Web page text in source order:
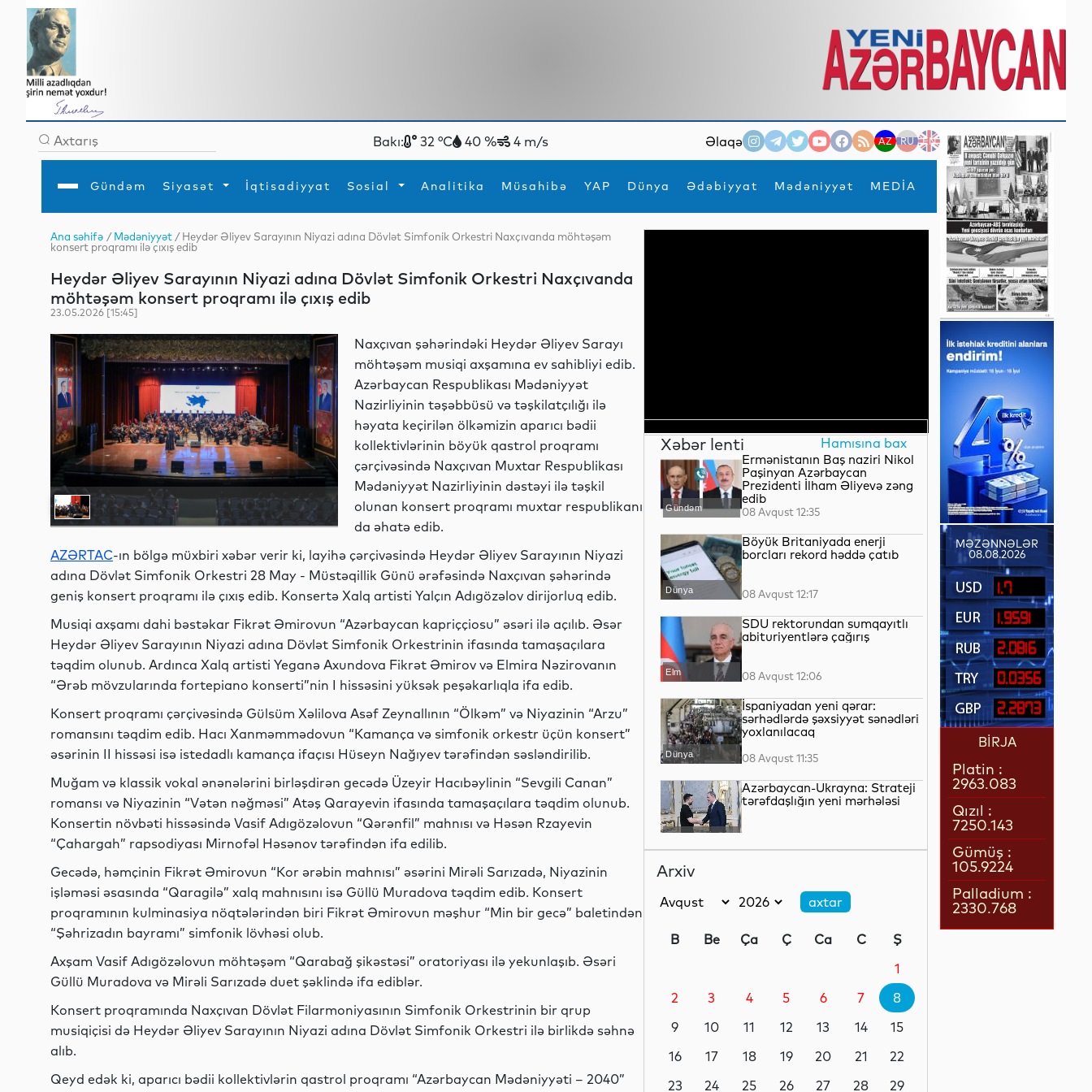
Bakı: 32 °C 40 % 4 m/s Əlaqə AZ RU EN
Gündəm Siyasət İqtisadiyyat Sosial Analitika Müsahibə YAP Dünya Ədəbiyyat Mədəniyyət MEDİA
×
Ana səhifə
Gündəm
İqtisadiyyat
YAP
Analitika
Mədəniyyət
Müsahibə
Ədəbiyyat
MEDİA
Xarici siyasət
Daxili siyasət
Turizm
Elm
Din
Hadisə
İdman Yeni texnologiyalar
Ana səhifə /Mədəniyyət / Heydər Əliyev Sarayının Niyazi adına Dövlət Simfonik Orkestri Naxçıvanda möhtəşəm
konsert proqramı ilə çıxış edib
Heydər Əliyev Sarayının Niyazi adına Dövlət Simfonik Orkestri Naxçıvanda
möhtəşəm konsert proqramı ilə çıxış edib
23.05.2026 [15:45]
Naxçıvan şəhərindəki Heydər Əliyev Sarayı
möhtəşəm musiqi axşamına ev sahibliyi edib.
Azərbaycan Respublikası Mədəniyyət
Nazirliyinin təşəbbüsü və təşkilatçılığı ilə
həyata keçirilən ölkəmizin aparıcı bədii
kollektivlərinin böyük qastrol proqramı
çərçivəsində Naxçıvan Muxtar Respublikası
Mədəniyyət Nazirliyinin dəstəyi ilə təşkil
olunan konsert proqramı muxtar respublikanı
da əhatə edib.
AZƏRTAC-ın bölgə müxbiri xəbər verir ki, layihə çərçivəsində Heydər Əliyev Sarayının Niyazi
adına Dövlət Simfonik Orkestri 28 May - Müstəqillik Günü ərəfəsində Naxçıvan şəhərində
geniş konsert proqramı ilə çıxış edib. Konsertə Xalq artisti Yalçın Adıgözəlov dirijorluq edib.
Musiqi axşamı dahi bəstəkar Fikrət Əmirovun “Azərbaycan kapriççiosu” əsəri ilə açılıb. Əsər
Heydər Əliyev Sarayının Niyazi adına Dövlət Simfonik Orkestrinin ifasında tamaşaçılara
təqdim olunub. Ardınca Xalq artisti Yeganə Axundova Fikrət Əmirov və Elmira Nəzirovanın
“Ərəb mövzularında fortepiano konserti”nin I hissəsini yüksək peşəkarlıqla ifa edib.
Konsert proqramı çərçivəsində Gülsüm Xəlilova Asəf Zeynallının “Ölkəm” və Niyazinin “Arzu”
romansını təqdim edib. Hacı Xanməmmədovun “Kamança və simfonik orkestr üçün konsert”
əsərinin II hissəsi isə istedadlı kamança ifaçısı Hüseyn Nağıyev tərəfindən səsləndirilib.
Muğam və klassik vokal ənənələrini birləşdirən gecədə Üzeyir Hacıbəylinin “Sevgili Canan”
romansı və Niyazinin “Vətən nəğməsi” Atəş Qarayevin ifasında tamaşaçılara təqdim olunub.
Konsertin növbəti hissəsində Vasif Adıgözəlovun “Qərənfil” mahnısı və Həsən Rzayevin
“Çahargah” rapsodiyası Mirnofəl Həsənov tərəfindən ifa edilib.
Gecədə, həmçinin Fikrət Əmirovun “Kor ərəbin mahnısı” əsərini Mirəli Sarızadə, Niyazinin
işləməsi əsasında “Qaragilə” xalq mahnısını isə Güllü Muradova təqdim edib. Konsert
proqramının kulminasiya nöqtələrindən biri Fikrət Əmirovun məşhur “Min bir gecə” baletindən
“Şəhrizadın bayramı” simfonik lövhəsi olub.
Axşam Vasif Adıgözəlovun möhtəşəm “Qarabağ şikəstəsi” oratoriyası ilə yekunlaşıb. Əsəri
Güllü Muradova və Mirəli Sarızadə duet şəklində ifa ediblər.
Konsert proqramında Naxçıvan Dövlət Filarmoniyasının Simfonik Orkestrinin bir qrup
musiqiçisi də Heydər Əliyev Sarayının Niyazi adına Dövlət Simfonik Orkestri ilə birlikdə səhnə
alıb.
Qeyd edək ki, aparıcı bədii kollektivlərin qastrol proqramı “Azərbaycan Mədəniyyəti – 2040”
Xəbər lenti Hamısına bax
Gündəm
Ermənistanın Baş naziri Nikol
Paşinyan Azərbaycan
Prezidenti İlham Əliyevə zəng
edib
08 Avqust 12:35
Dünya
Böyük Britaniyada enerji
borcları rekord həddə çatıb
08 Avqust 12:17
Elm
SDU rektorundan sumqayıtlı
abituriyentlərə çağırış
08 Avqust 12:06
Dünya
İspaniyadan yeni qərar:
sərhədlərdə şəxsiyyət sənədləri
yoxlanılacaq
08 Avqust 11:35
Siyasət
Azərbaycan-Ukrayna: Strateji
tərəfdaşlığın yeni mərhələsi
texnologiyalar
təhdidlər?
Analitik 08 Avqust 09:55
Analitik
Dünya liderliyi uğrunda
08 Avqust 09:32
Arxiv
B Be Ça Ç Ca C
Ş
1
2
3 4 5 6 7
8
9
10 11 12 13 14
15
16
17 18 19 20 21
22
23
24 25 26 27 28
29
MƏZƏNNƏLƏR
08.08.2026
1.7
1.9591
2.0816
0.0356
2.2873
BİRJA
Platin :
2963.083
Qızıl :
7250.143
Gümüş :
105.9224
Palladium :
2330.768